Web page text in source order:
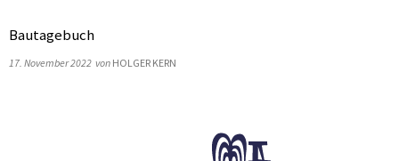
Bautagebuch
17. November 2022 von HOLGER KERN